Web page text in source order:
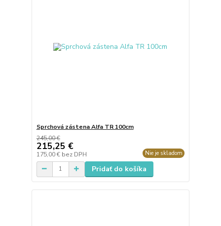
Sprchová zástena Alfa TR 100cm
245,00 €
215,25 €
175,00 € bez DPH Nie je skladom
Pridať do košíka